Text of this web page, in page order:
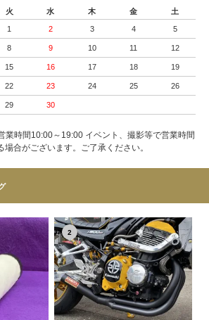
火 水 木 金 土
1 2 3 4 5
8 9 10 11 12
15 16 17 18 19
22 23 24 25 26
29 30
業時間10:00～19:00 イベント、撮影等で営業時間
場合がございます。ご了承ください。
2